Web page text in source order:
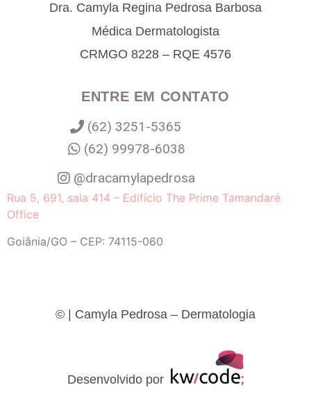
Dra. Camyla Regina Pedrosa Barbosa
Médica Dermatologista
CRMGO 8228 – RQE 4576
ENTRE EM CONTATO
(62) 3251-5365
(62) 99978-6038
@dracamylapedrosa
Rua 5, 691, sala 414 – Edifício The Prime Tamandaré
Office
Goiânia/GO – CEP: 74115-060
© | Camyla Pedrosa – Dermatologia
Desenvolvido por